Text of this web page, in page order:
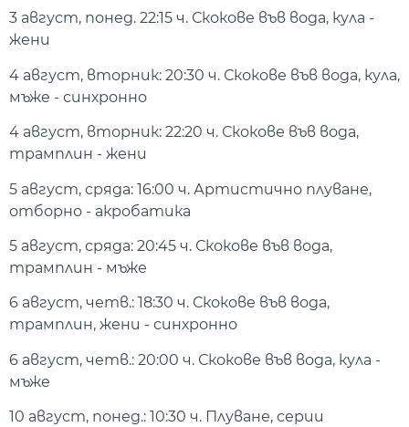
3 август, понед. 22:15 ч. Скокове във вода, кула -
жени
4 август, вторник: 20:30 ч. Скокове във вода, кула,
мъже - синхронно
4 август, вторник: 22:20 ч. Скокове във вода,
трамплин - жени
5 август, сряда: 16:00 ч. Артистично плуване,
отборно - акробатика
5 август, сряда: 20:45 ч. Скокове във вода,
трамплин - мъже
6 август, четв.: 18:30 ч. Скокове във вода,
трамплин, жени - синхронно
6 август, четв.: 20:00 ч. Скокове във вода, кула -
мъже
10 август, понед.: 10:30 ч. Плуване, серии